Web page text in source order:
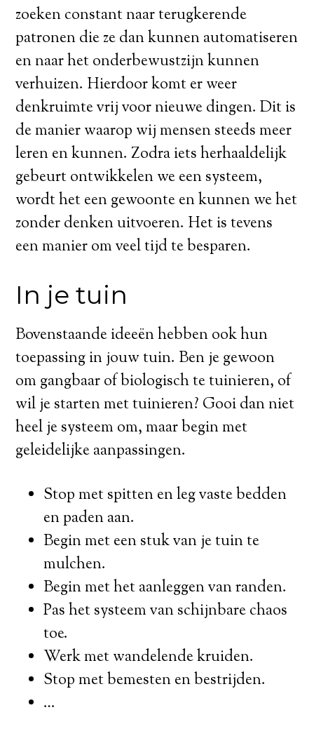
zoeken constant naar terugkerende
patronen die ze dan kunnen automatiseren
en naar het onderbewustzijn kunnen
verhuizen. Hierdoor komt er weer
denkruimte vrij voor nieuwe dingen. Dit is
de manier waarop wij mensen steeds meer
leren en kunnen. Zodra iets herhaaldelijk
gebeurt ontwikkelen we een systeem,
wordt het een gewoonte en kunnen we het
zonder denken uitvoeren. Het is tevens
een manier om veel tijd te besparen.
In je tuin
Bovenstaande ideeën hebben ook hun
toepassing in jouw tuin. Ben je gewoon
om gangbaar of biologisch te tuinieren, of
wil je starten met tuinieren? Gooi dan niet
heel je systeem om, maar begin met
geleidelijke aanpassingen.
Stop met spitten en leg vaste bedden
en paden aan.
Begin met een stuk van je tuin te
mulchen.
Begin met het aanleggen van randen.
Pas het systeem van schijnbare chaos
toe.
Werk met wandelende kruiden.
Stop met bemesten en bestrijden.
…